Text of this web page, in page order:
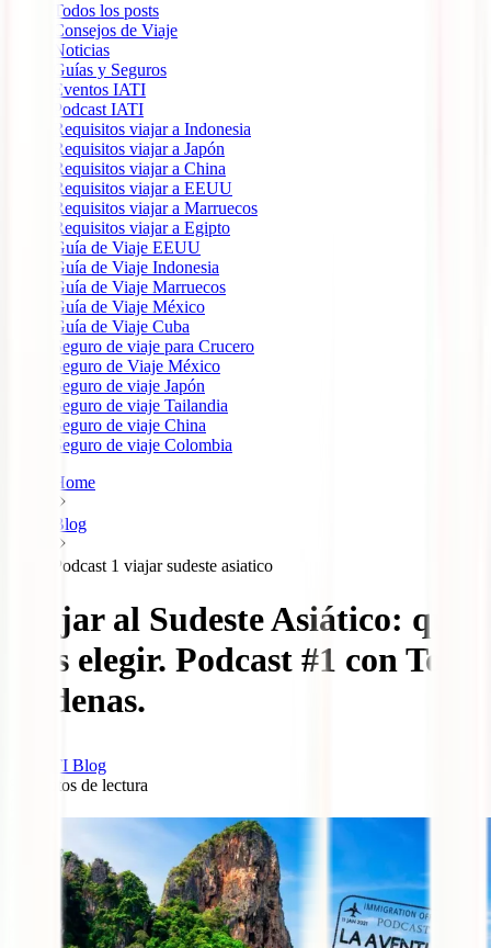
Todos los posts
Consejos de Viaje
Noticias
Guías y Seguros
Eventos IATI
Podcast IATI
Requisitos viajar a Indonesia
Requisitos viajar a Japón
Requisitos viajar a China
Requisitos viajar a EEUU
Requisitos viajar a Marruecos
Requisitos viajar a Egipto
Guía de Viaje EEUU
Guía de Viaje Indonesia
Guía de Viaje Marruecos
Guía de Viaje México
Guía de Viaje Cuba
Seguro de viaje para Crucero
Seguro de Viaje México
Seguro de viaje Japón
Seguro de viaje Tailandia
Seguro de viaje China
Seguro de viaje Colombia
Home
Blog
Podcast 1 viajar sudeste asiatico
Viajar al Sudeste Asiático: qué
país elegir. Podcast #1 con Toni
Ródenas.
IATI Blog
minutos de lectura